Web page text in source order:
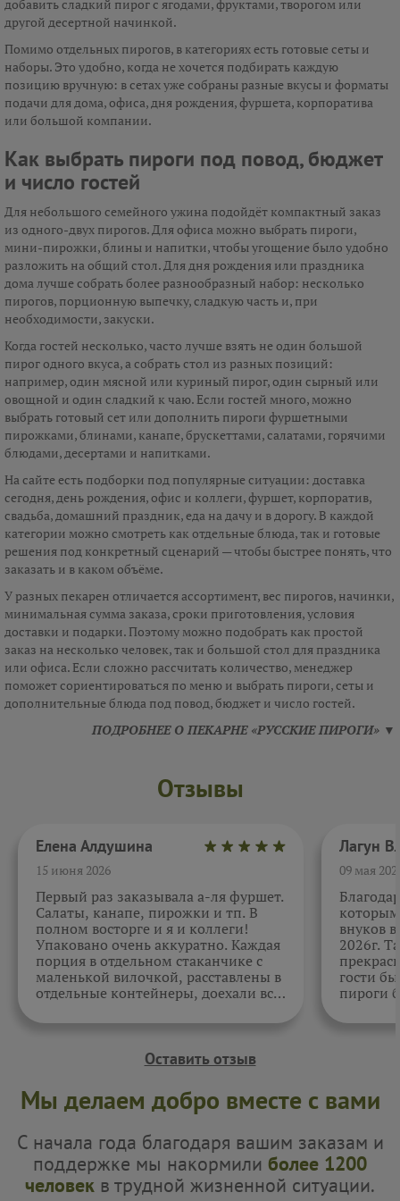
добавить сладкий пирог с ягодами, фруктами, творогом или
другой десертной начинкой.
Помимо отдельных пирогов, в категориях есть готовые сеты и
наборы. Это удобно, когда не хочется подбирать каждую
позицию вручную: в сетах уже собраны разные вкусы и форматы
подачи для дома, офиса, дня рождения, фуршета, корпоратива
или большой компании.
Как выбрать пироги под повод, бюджет
и число гостей
Для небольшого семейного ужина подойдёт компактный заказ
из одного-двух пирогов. Для офиса можно выбрать пироги,
мини-пирожки, блины и напитки, чтобы угощение было удобно
разложить на общий стол. Для дня рождения или праздника
дома лучше собрать более разнообразный набор: несколько
пирогов, порционную выпечку, сладкую часть и, при
необходимости, закуски.
Когда гостей несколько, часто лучше взять не один большой
пирог одного вкуса, а собрать стол из разных позиций:
например, один мясной или куриный пирог, один сырный или
овощной и один сладкий к чаю. Если гостей много, можно
выбрать готовый сет или дополнить пироги фуршетными
пирожками, блинами, канапе, брускеттами, салатами, горячими
блюдами, десертами и напитками.
На сайте есть подборки под популярные ситуации: доставка
сегодня, день рождения, офис и коллеги, фуршет, корпоратив,
свадьба, домашний праздник, еда на дачу и в дорогу. В каждой
категории можно смотреть как отдельные блюда, так и готовые
решения под конкретный сценарий — чтобы быстрее понять, что
заказать и в каком объёме.
У разных пекарен отличается ассортимент, вес пирогов, начинки,
минимальная сумма заказа, сроки приготовления, условия
доставки и подарки. Поэтому можно подобрать как простой
заказ на несколько человек, так и большой стол для праздника
или офиса. Если сложно рассчитать количество, менеджер
поможет сориентироваться по меню и выбрать пироги, сеты и
дополнительные блюда под повод, бюджет и число гостей.
ПОДРОБНЕЕ О ПЕКАРНЕ «РУССКИЕ ПИРОГИ» ▼
Отзывы
Елена Алдушина
15 июня 2026
Первый раз заказывала а-ля фуршет.
Салаты, канапе, пирожки и тп. В
полном восторге и я и коллеги!
Упаковано очень аккуратно. Каждая
порция в отдельном стаканчике с
маленькой вилочкой, расставлены в
отдельные контейнеры, доехали все
спасибо за внимательность к датам.
09 мая
внуков
2026г.
гости
пироги
Оставить отзыв
Мы делаем добро вместе с вами
С начала года благодаря вашим заказам и
поддержке мы накормили более 1200
человек в трудной жизненной ситуации.